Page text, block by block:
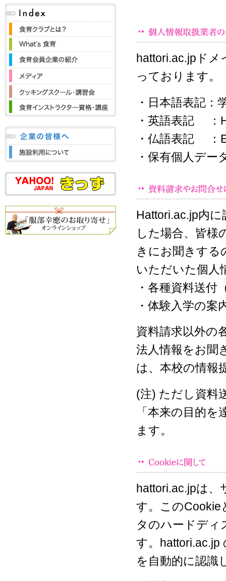
hattori.ac.jpド
っております。
・日本語表記
・英語表記 ：
・仏語表記 ：
・保有個人デー
Hattori.ac.jp内
した場合、皆様
きにお聞きする
いただいた個人
・各種資料送付
・体験入学の案
資料請求以外の
法人情報をお聞
は、本校の情報
(注) ただし資料
「本来の目的
ます。
hattori.ac.jpは、
す。このCookie
タのハードディ
す。hattori.ac.jp
を自動的に認識